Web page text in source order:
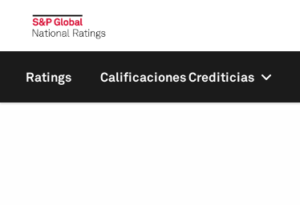
Ratings Calificaciones Crediticias